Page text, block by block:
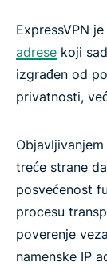
ExpressVPN
adrese koji
izgrađen od
privatnosti,
treće strane
posvećenost
procesu
poverenje
namenske IP